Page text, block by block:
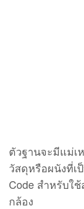
ตัวฐานจะมีแม่เ
วัสดุหรือผนังที่เ
Code สำหรับใ
กล้อง